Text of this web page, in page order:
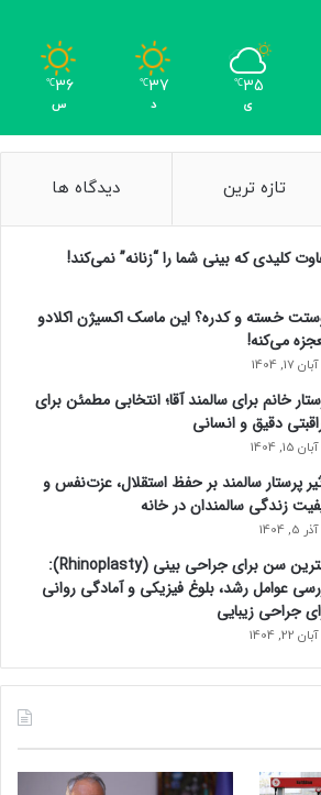
35
℃
ی
37
℃
د
36
℃
س
تازه ترین دیدگاه ها
خسته و کدره؟ این ماسک اکسیژن اکلادو
می‌کنه!
آبان 17, 1404
خانم برای سالمند آقا؛ انتخابی مطمئن برای
دقیق و انسانی
آبان 15, 1404
پرستار سالمند بر حفظ استقلال، عزت‌نفس و
زندگی سالمندان در خانه
آذر 5, 1404
بهترین سن برای جراحی بینی (Rhinoplasty):
عوامل رشد، بلوغ فیزیکی و آمادگی روانی
جراحی زیبایی
آبان 22, 1404